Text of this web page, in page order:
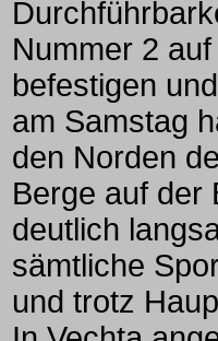
Nummer 2
befestigen
am Samstag
den Norden
Berge auf der
deutlich
sämtliche
und trotz